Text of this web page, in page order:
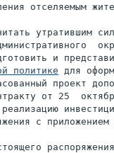
отселяемым
утратившим
и
политике для
проект
от 25
с приложением